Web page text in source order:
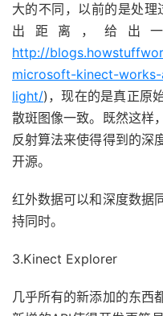
大的不同，以前的是处
出距离，给出
http://
microsoft-kinect-
light/)，现在的是真正原
散斑图像一致。既然这样
反射算法来使得得到的深
开源。
红外数据可以和深度数据
持同时。
3.Kinect Explorer
几乎所有的新添加的东西